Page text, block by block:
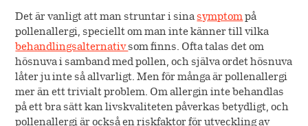
Det är vanligt att man struntar i sinasymptompå
pollenallergi, speciellt om man inte känner till vilka
behandlingsalternativsom finns. Ofta talas det om
hösnuva i samband med pollen, och själva ordet hösnuva
låter ju inte så allvarligt. Men för många är pollenallergi
mer än ett trivialt problem. Om allergin inte behandlas
på ett bra sätt kan livskvaliteten påverkas betydligt, och
pollenallergi är också en riskfaktor för utveckling av